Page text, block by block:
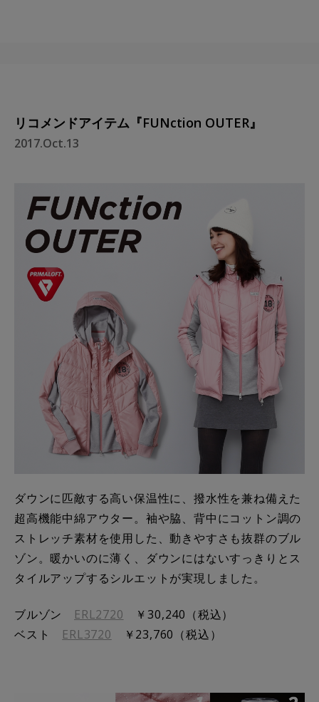
リコメンドアイテム『FUNction OUTER』
2017.Oct.13
ダウンに匹敵する高い保温性に、撥水性を兼ね備えた
超高機能中綿アウター。袖や脇、背中にコットン調の
ストレッチ素材を使用した、動きやすさも抜群のブル
ゾン。暖かいのに薄く、ダウンにはないすっきりとス
タイルアップするシルエットが実現しました。
ブルゾン ERL2720 ￥30,240（税込）
ベスト ERL3720 ￥23,760（税込）